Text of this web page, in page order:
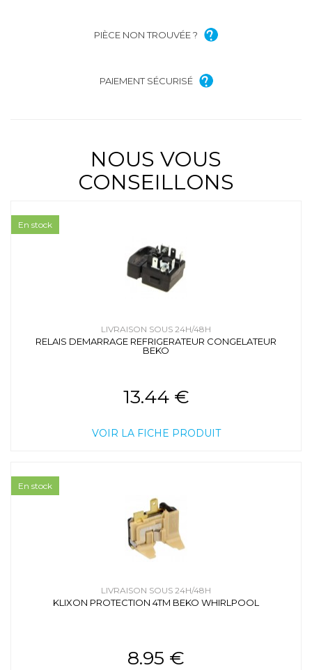
PIÈCE NON TROUVÉE ?
PAIEMENT SÉCURISÉ
NOUS VOUS
CONSEILLONS
LIVRAISON SOUS 24H/48H
RELAIS DEMARRAGE REFRIGERATEUR CONGELATEUR
BEKO
13.44 €
VOIR LA FICHE PRODUIT
En stock
LIVRAISON SOUS 24H/48H
KLIXON PROTECTION 4TM BEKO WHIRLPOOL
8.95 €
En stock